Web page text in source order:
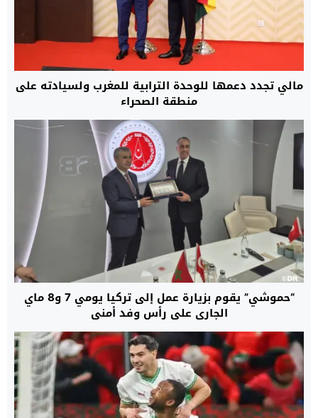
مالي تجدد دعمها للوحدة الترابية للمغرب ولسيادته على
منطقة الصحراء
“حموشي” يقوم بزيارة عمل إلى تركيا يومي 7 و8 ماي
الجاري على رأس وفد أمني